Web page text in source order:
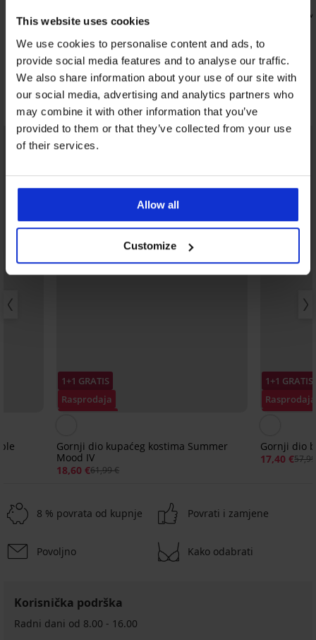
This website uses cookies
We use cookies to personalise content and ads, to
provide social media features and to analyse our traffic.
We also share information about your use of our site with
our social media, advertising and analytics partners who
may combine it with other information that you’ve
provided to them or that they’ve collected from your use
of their services.
Allow all
Customize
49,99 €
39,99 € kod: BRA20
Grudnjak
Otkrijte slične komade
LIMITED
1+1 GRATIS
Rasprodaja
LIMITED
Gornji dio kupaćeg kostima Summer
Mood IV
18,60 €61,99 €
1+1 GRATIS
Rasprodaja
Gornji dio
17,40 €
8 % povrata od kupnje Povrati i zamjene
Povoljno Kako odabrati
Korisnička podrška
Radni dani od 8.00 - 16.00